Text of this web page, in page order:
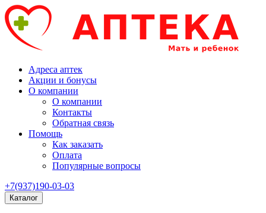
Адреса аптек
Акции и бонусы
О компании
О компании
Контакты
Обратная связь
Помощь
Как заказать
Оплата
Популярные вопросы
+7(937)190-03-03
Каталог